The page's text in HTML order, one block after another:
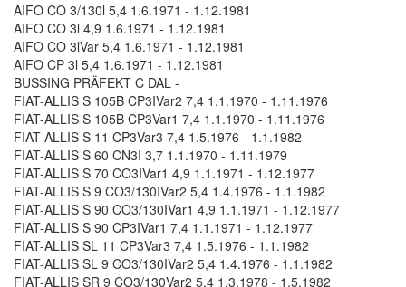
AIFO CO 3/130l 5,4 1.6.1971 - 1.12.1981
AIFO CO 3l 4,9 1.6.1971 - 1.12.1981
AIFO CO 3lVar 5,4 1.6.1971 - 1.12.1981
AIFO CP 3l 5,4 1.6.1971 - 1.12.1981
BUSSING PRÄFEKT C DAL -
FIAT-ALLIS S 105B CP3IVar2 7,4 1.1.1970 - 1.11.1976
FIAT-ALLIS S 105B CP3Var1 7,4 1.1.1970 - 1.11.1976
FIAT-ALLIS S 11 CP3Var3 7,4 1.5.1976 - 1.1.1982
FIAT-ALLIS S 60 CN3I 3,7 1.1.1970 - 1.11.1979
FIAT-ALLIS S 70 CO3IVar1 4,9 1.1.1971 - 1.12.1977
FIAT-ALLIS S 9 CO3/130IVar2 5,4 1.4.1976 - 1.1.1982
FIAT-ALLIS S 90 CO3/130IVar1 4,9 1.1.1971 - 1.12.1977
FIAT-ALLIS S 90 CP3IVar1 7,4 1.1.1971 - 1.12.1977
FIAT-ALLIS SL 11 CP3Var3 7,4 1.5.1976 - 1.1.1982
FIAT-ALLIS SL 9 CO3/130IVar2 5,4 1.4.1976 - 1.1.1982
FIAT-ALLIS SR 9 CO3/130Var2 5,4 1.3.1978 - 1.5.1982